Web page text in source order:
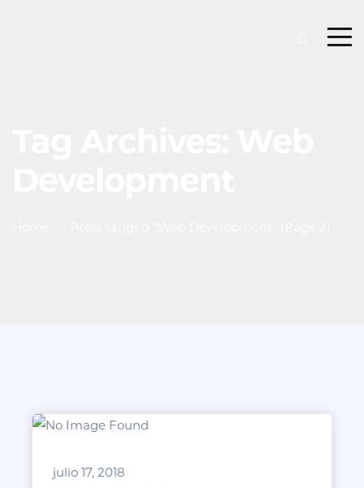
julio 17, 2018